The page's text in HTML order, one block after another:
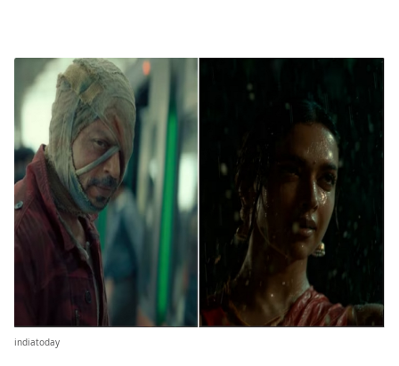
indiatoday